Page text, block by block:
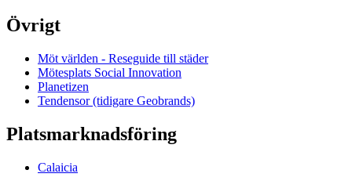
Övrigt
Möt världen - Reseguide till städer
Mötesplats Social Innovation
Planetizen
Tendensor (tidigare Geobrands)
Platsmarknadsföring
Calaicia